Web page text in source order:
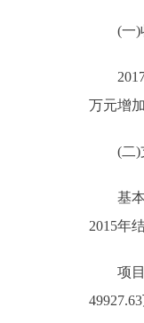
(一)
2017
万元增
(二)
基本支
2015年
项目支